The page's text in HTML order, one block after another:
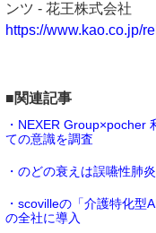
ンツ - 花王株式会社
https://www.kao.co.jp/
■関連記事
・NEXER Group×pocher
ての意識を調査
・のどの衰えは誤嚥性肺
・scovilleの「介護特化型
の全社に導入